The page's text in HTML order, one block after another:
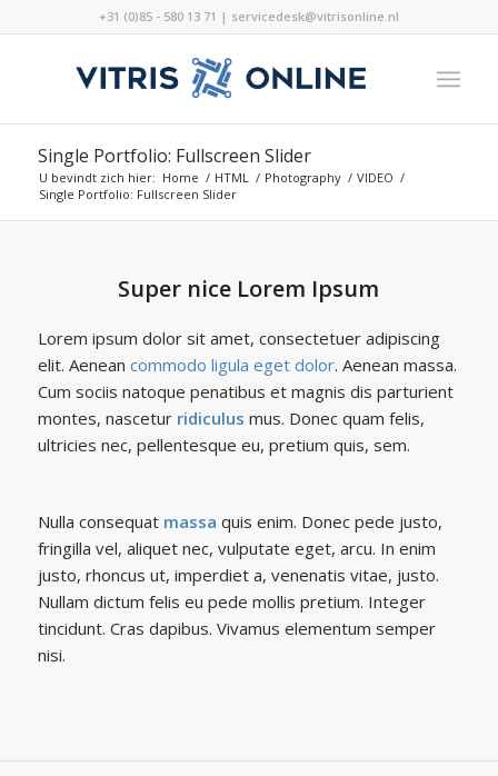
+31 (0)85 - 580 13 71 | servicedesk@vitrisonline.nl
Single Portfolio: Fullscreen Slider
U bevindt zich hier: Home / HTML / Photography / VIDEO /
Single Portfolio: Fullscreen Slider
Super nice Lorem Ipsum
Lorem ipsum dolor sit amet, consectetuer adipiscing
elit. Aenean commodo ligula eget dolor. Aenean massa.
Cum sociis natoque penatibus et magnis dis parturient
montes, nascetur ridiculus mus. Donec quam felis,
ultricies nec, pellentesque eu, pretium quis, sem.
Nulla consequat massa quis enim. Donec pede justo,
fringilla vel, aliquet nec, vulputate eget, arcu. In enim
justo, rhoncus ut, imperdiet a, venenatis vitae, justo.
Nullam dictum felis eu pede mollis pretium. Integer
tincidunt. Cras dapibus. Vivamus elementum semper
nisi.